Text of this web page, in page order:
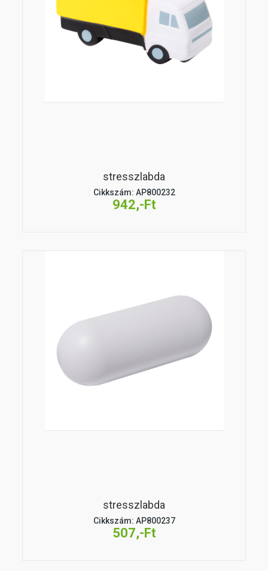
stresszlabda
Cikkszám: AP800232
942,-Ft
stresszlabda
Cikkszám: AP800237
507,-Ft